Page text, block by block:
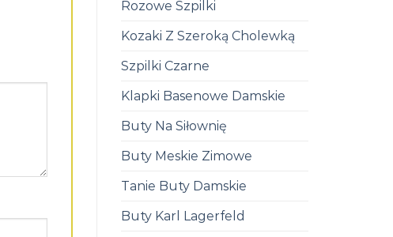
Rozowe Szpilki
Kozaki Z Szeroką Cholewką
Szpilki Czarne
Klapki Basenowe Damskie
Buty Na Siłownię
Buty Meskie Zimowe
Tanie Buty Damskie
Buty Karl Lagerfeld